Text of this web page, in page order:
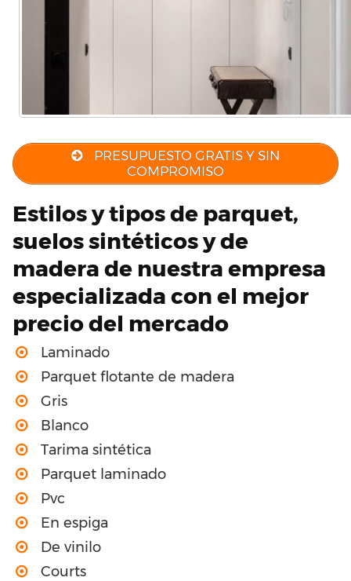
PRESUPUESTO GRATIS Y SIN
COMPROMISO
Estilos y tipos de parquet,
suelos sintéticos y de
madera de nuestra empresa
especializada con el mejor
precio del mercado
Laminado
Parquet flotante de madera
Gris
Blanco
Tarima sintética
Parquet laminado
Pvc
En espiga
De vinilo
Courts